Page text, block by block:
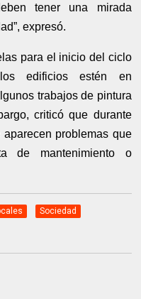
tener una mirada
expresó.
para el inicio del ciclo
edificios estén en
trabajos de pintura
criticó que durante
aparecen problemas que
de mantenimiento o
Sociedad